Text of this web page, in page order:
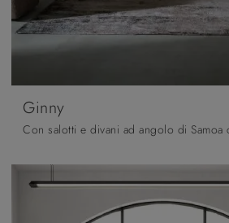
Ginny